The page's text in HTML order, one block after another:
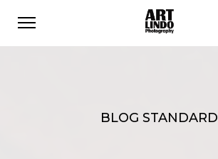
BLOG STANDARD